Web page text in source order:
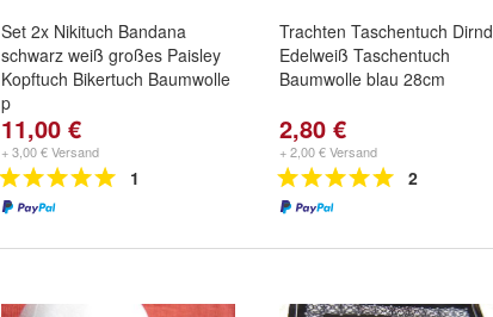
Set 2x Nikituch Bandana
schwarz weiß großes Paisley
Kopftuch Bikertuch Baumwolle
p
11,00 €
+ 3,00 € Versand
1
Trachten Taschentuch
Edelweiß Taschentuch
Baumwolle blau 28cm
2,80 €
+ 2,00 € Versand
2